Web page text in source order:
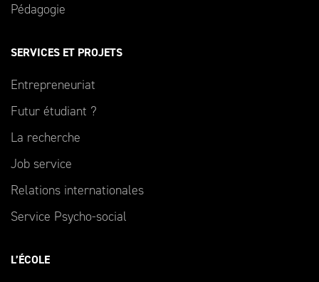
Pédagogie
SERVICES ET PROJETS
Entrepreneuriat
Futur étudiant ?
La recherche
Job service
Relations internationales
Service Psycho-social
L’ÉCOLE